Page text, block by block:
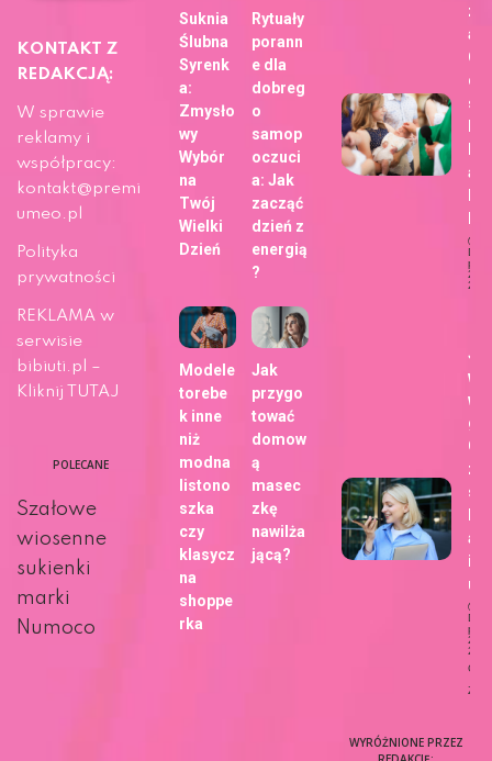
KONTAKT Z
REDAKCJĄ:
W sprawie
reklamy i
współpracy:
kontakt@premi
umeo.pl
Polityka
prywatności
REKLAMA w
serwisie
bibiuti.pl –
Kliknij TUTAJ
POLECANE
Szałowe
wiosenne
sukienki
marki
Numoco
Suknia
Ślubna
Syrenk
a:
Zmysło
wy
Wybór
na
Twój
Wielki
Dzień
Rytuały
porann
e dla
dobreg
o
samop
oczuci
a: Jak
zacząć
dzień z
energią
?
Modele
torebe
k inne
niż
modna
listono
szka
czy
klasycz
na
shoppe
rka
Jak
przygo
tować
domow
ą
masec
zkę
nawilża
jącą?
a
dla
29
u?
27
WYRÓŻNIONE PRZEZ